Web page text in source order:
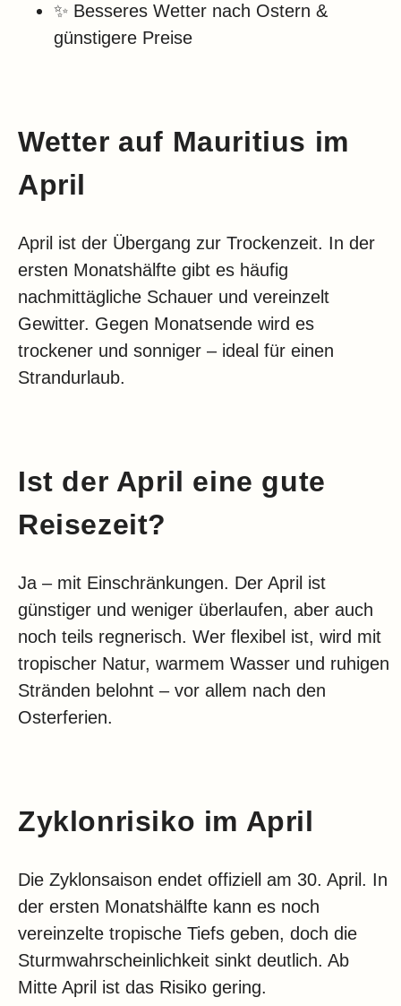
✨ Besseres Wetter nach Ostern &
günstigere Preise
Wetter auf Mauritius im
April
April ist der Übergang zur Trockenzeit. In der
ersten Monatshälfte gibt es häufig
nachmittägliche Schauer und vereinzelt
Gewitter. Gegen Monatsende wird es
trockener und sonniger – ideal für einen
Strandurlaub.
Ist der April eine gute
Reisezeit?
Ja – mit Einschränkungen. Der April ist
günstiger und weniger überlaufen, aber auch
noch teils regnerisch. Wer flexibel ist, wird mit
tropischer Natur, warmem Wasser und ruhigen
Stränden belohnt – vor allem nach den
Osterferien.
Zyklonrisiko im April
Die Zyklonsaison endet offiziell am 30. April. In
der ersten Monatshälfte kann es noch
vereinzelte tropische Tiefs geben, doch die
Sturmwahrscheinlichkeit sinkt deutlich. Ab
Mitte April ist das Risiko gering.